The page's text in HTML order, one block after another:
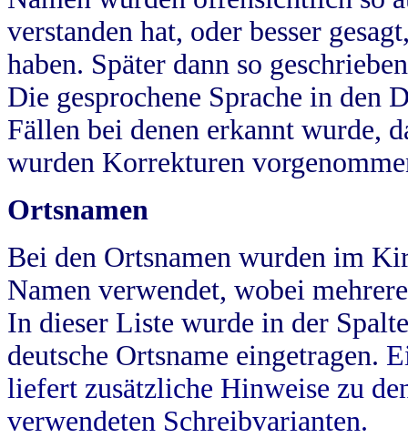
verstanden hat, oder besser
haben. Später dann so
Die gesprochene Sprache in
Fällen bei denen erkannt wurde,
wurden Korrekturen
Ortsnamen
Bei den Ortsnamen wurden im
Namen verwendet, wobei
In dieser Liste wurde in der
deutsche Ortsname eingetragen.
liefert zusätzliche Hinweise zu
verwendeten Schreibvarianten.